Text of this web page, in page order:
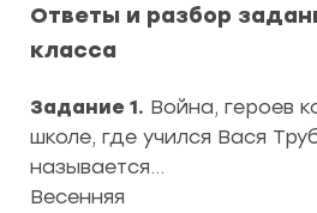
Ответы и разбор
класса
Задание 1. Война, героев
школе, где учился Вася
называется…
Весенняя